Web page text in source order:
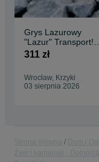
Grys Lazurowy
"Lazur" Transport!
Kruszywa Ogrodowe
311 zł
Wrocław, Krzyki
03 sierpnia 2026